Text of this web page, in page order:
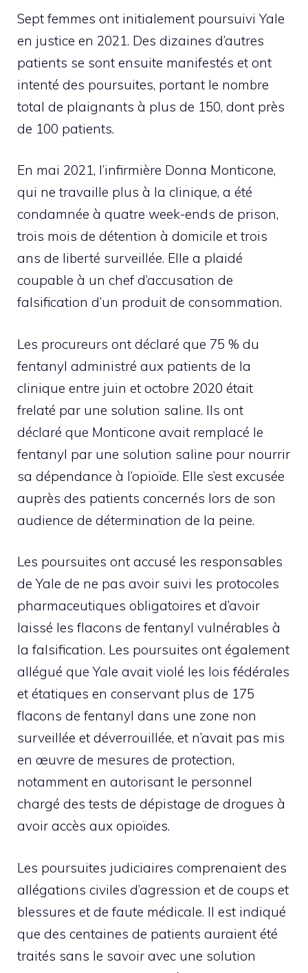
Sept femmes ont initialement poursuivi Yale
en justice en 2021. Des dizaines d’autres
patients se sont ensuite manifestés et ont
intenté des poursuites, portant le nombre
total de plaignants à plus de 150, dont près
de 100 patients.
En mai 2021, l’infirmière Donna Monticone,
qui ne travaille plus à la clinique, a été
condamnée à quatre week-ends de prison,
trois mois de détention à domicile et trois
ans de liberté surveillée. Elle a plaidé
coupable à un chef d’accusation de
falsification d’un produit de consommation.
Les procureurs ont déclaré que 75 % du
fentanyl administré aux patients de la
clinique entre juin et octobre 2020 était
frelaté par une solution saline. Ils ont
déclaré que Monticone avait remplacé le
fentanyl par une solution saline pour nourrir
sa dépendance à l’opioïde. Elle s’est excusée
auprès des patients concernés lors de son
audience de détermination de la peine.
Les poursuites ont accusé les responsables
de Yale de ne pas avoir suivi les protocoles
pharmaceutiques obligatoires et d’avoir
laissé les flacons de fentanyl vulnérables à
la falsification. Les poursuites ont également
allégué que Yale avait violé les lois fédérales
et étatiques en conservant plus de 175
flacons de fentanyl dans une zone non
surveillée et déverrouillée, et n’avait pas mis
en œuvre de mesures de protection,
notamment en autorisant le personnel
chargé des tests de dépistage de drogues à
avoir accès aux opioïdes.
Les poursuites judiciaires comprenaient des
allégations civiles d’agression et de coups et
blessures et de faute médicale. Il est indiqué
que des centaines de patients auraient été
traités sans le savoir avec une solution